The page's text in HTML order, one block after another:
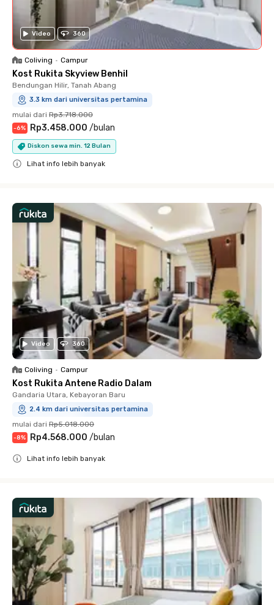
Video 360
Coliving • Campur
Kost Rukita Skyview Benhil
Bendungan Hilir, Tanah Abang
3.3 km dari universitas pertamina
mulai dari Rp3.718.000
-6% Rp3.458.000 /bulan
Diskon sewa min. 12 Bulan
Lihat info lebih banyak
Video 360
Coliving • Campur
Kost Rukita Antene Radio Dalam
Gandaria Utara, Kebayoran Baru
2.4 km dari universitas pertamina
mulai dari Rp5.018.000
-8% Rp4.568.000 /bulan
Lihat info lebih banyak